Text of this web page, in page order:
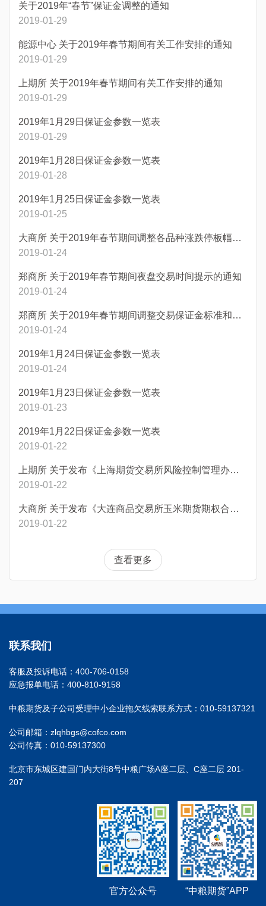
关于2019年“春节”保证金调整的通知
2019-01-29
能源中心 关于2019年春节期间有关工作安排的通知
2019-01-29
上期所 关于2019年春节期间有关工作安排的通知
2019-01-29
2019年1月29日保证金参数一览表
2019-01-29
2019年1月28日保证金参数一览表
2019-01-28
2019年1月25日保证金参数一览表
2019-01-25
大商所 关于2019年春节期间调整各品种涨跌停板幅度和最低交易保证金标准的通知
2019-01-24
郑商所 关于2019年春节期间夜盘交易时间提示的通知
2019-01-24
郑商所 关于2019年春节期间调整交易保证金标准和涨跌停板幅度的通知
2019-01-24
2019年1月24日保证金参数一览表
2019-01-24
2019年1月23日保证金参数一览表
2019-01-23
2019年1月22日保证金参数一览表
2019-01-22
上期所 关于发布《上海期货交易所风险控制管理办法（修订案）》的公告
2019-01-22
大商所 关于发布《大连商品交易所玉米期货期权合约》的通知
2019-01-22
查看更多
联系我们
客服及投诉电话：400-706-0158
应急报单电话：400-810-9158
中粮期货及子公司受理中小企业拖欠线索联系方式：010-59137321
公司邮箱：zlqhbgs@cofco.com
公司传真：010-59137300
北京市东城区建国门内大街8号中粮广场A座二层、C座二层 201-
207
官方公众号 “中粮期货”APP